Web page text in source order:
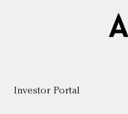
Investor Portal